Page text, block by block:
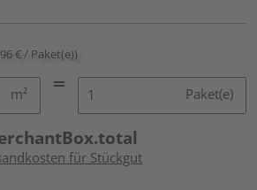
€ / Paket(e))
m² Paket(e)
für Stückgut